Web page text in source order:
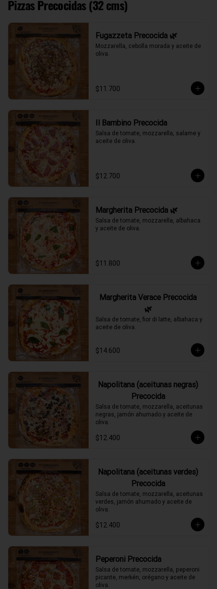
Pizzas Precocidas (32 cms)
Fugazzeta Precocida 🌿
Mozzarella, cebolla morada y aceite de
oliva.
$11.700
Il Bambino Precocida
Salsa de tomate, mozzarella, salame y
aceite de oliva.
$12.700
Margherita Precocida 🌿
Salsa de tomate, mozzarella, albahaca
y aceite de oliva.
$11.800
Margherita Verace Precocida
🌿
Salsa de tomate, fior di latte, albahaca y
aceite de oliva.
$14.600
Napolitana (aceitunas negras)
Precocida
Salsa de tomate, mozzarella, aceitunas
negras, jamón ahumado y aceite de
oliva.
$12.400
Napolitana (aceitunas verdes)
Precocida
Salsa de tomate, mozzarella, aceitunas
verdes, jamón ahumado y aceite de
oliva.
$12.400
Peperoni Precocida
Salsa de tomate, mozzarella, peperoni
picante, merkén, orégano y aceite de
oliva.